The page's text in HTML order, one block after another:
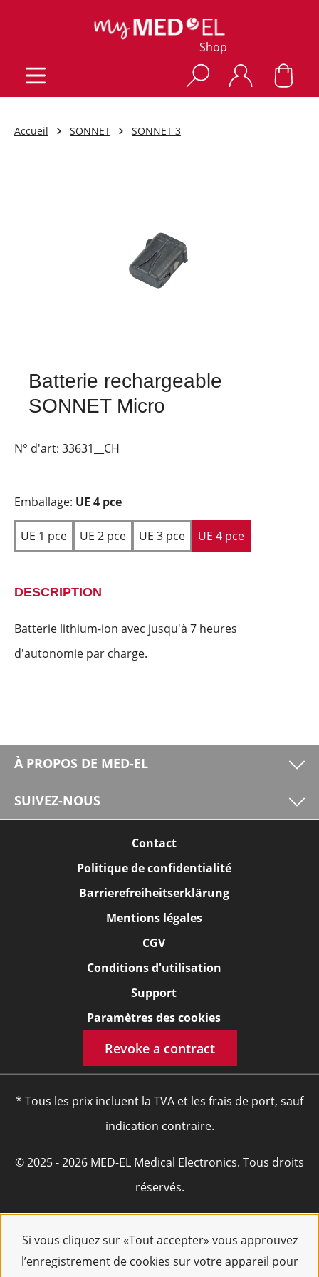
Si vous cliquez sur «Tout accepter» vous approuvez
l’enregistrement de cookies sur votre appareil pour
Shop
Accueil SONNET SONNET 3
Batterie rechargeable
SONNET Micro
N° d'art: 33631__CH
Emballage: UE 4 pce
UE 1 pce UE 2 pce UE 3 pce UE 4 pce
DESCRIPTION
Batterie lithium-ion avec jusqu'à 7 heures
d'autonomie par charge.
À PROPOS DE MED-EL
SUIVEZ-NOUS
Contact
Politique de confidentialité
Barrierefreiheitserklärung
Mentions légales
CGV
Conditions d'utilisation
Support
Paramètres des cookies
Revoke a contract
* Tous les prix incluent la TVA et les frais de port, sauf
indication contraire.
© 2025 - 2026 MED-EL Medical Electronics. Tous droits
réservés.